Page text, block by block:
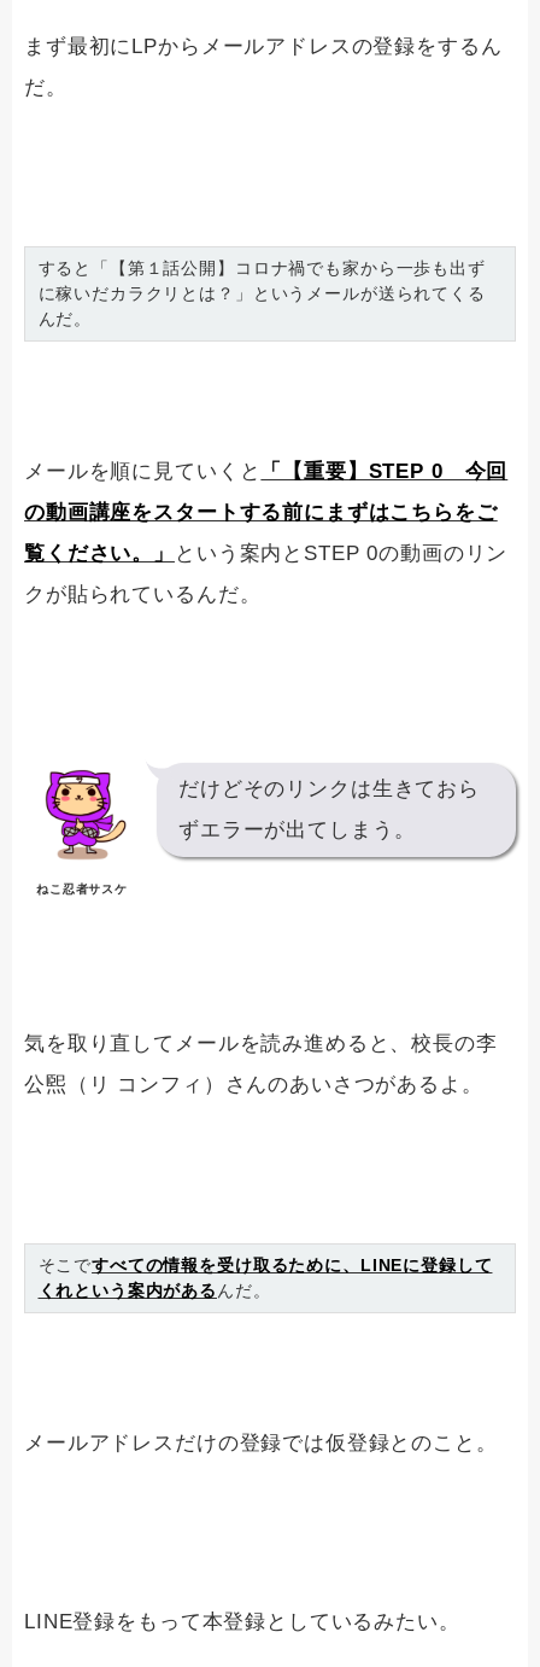
まず最初にLPからメールアドレスの登録をするん
だ。
すると「【第１話公開】コロナ禍でも家から一歩も出ず
に稼いだカラクリとは？」というメールが送られてくる
んだ。
メールを順に見ていくと
「【重要】STEP 0 今回
の動画講座をスタートする前にまずはこちらをご
覧ください。」
という案内とSTEP 0の動画のリン
クが貼られているんだ。
ねこ忍者サスケ
だけどそのリンクは生きておら
ずエラーが出てしまう。
気を取り直してメールを読み進めると、校長の李
公煕（リ コンフィ）さんのあいさつがあるよ。
そこですべての情報を受け取るために、LINEに登録して
くれという案内がある んだ。
メールアドレスだけの登録では仮登録とのこと。
LINE登録をもって本登録としているみたい。